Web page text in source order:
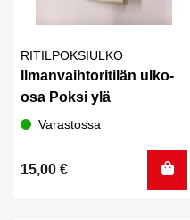
RITILPOKSIULKO
Ilmanvaihtoritilän ulko-
osa Poksi ylä
Varastossa
15,00 €